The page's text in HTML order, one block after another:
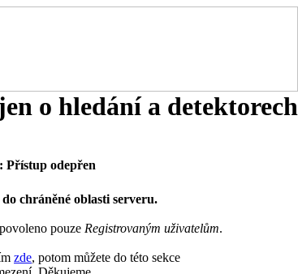
o hledání a detektorech
Přístup odepřen
chráněné oblasti serveru.
pouze Registrovaným uživatelům.
zde, potom můžete do této sekce